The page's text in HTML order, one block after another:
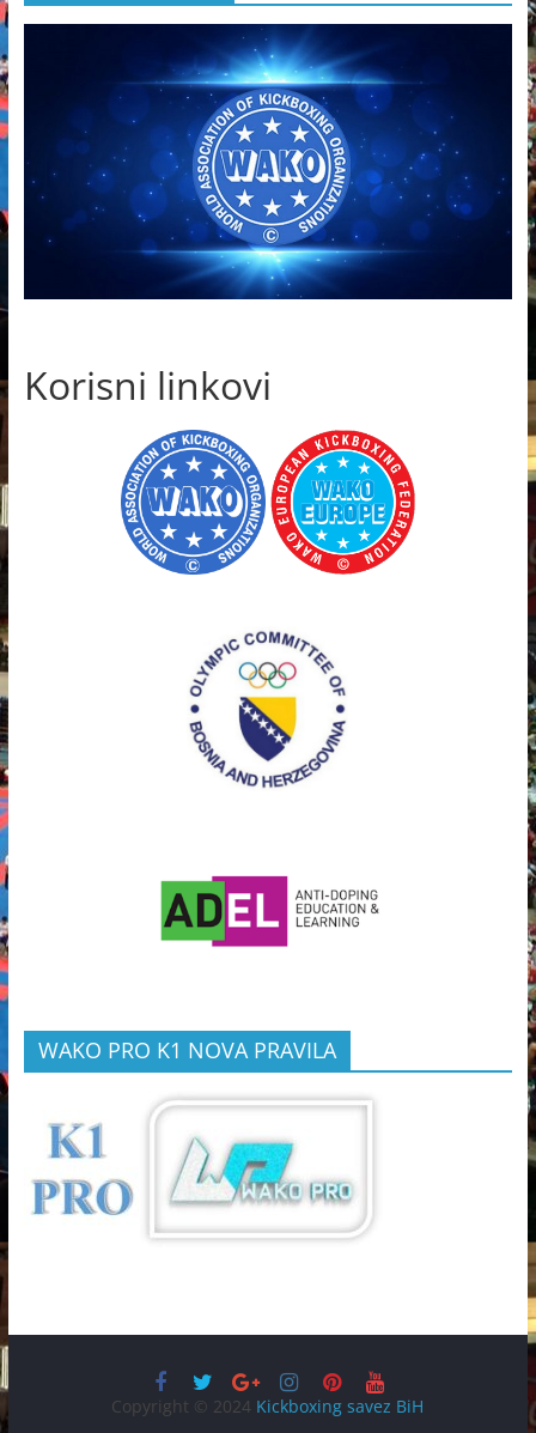
Korisni linkovi
WAKO PRO K1 NOVA PRAVILA
Copyright © 2024 Kickboxing savez BiH